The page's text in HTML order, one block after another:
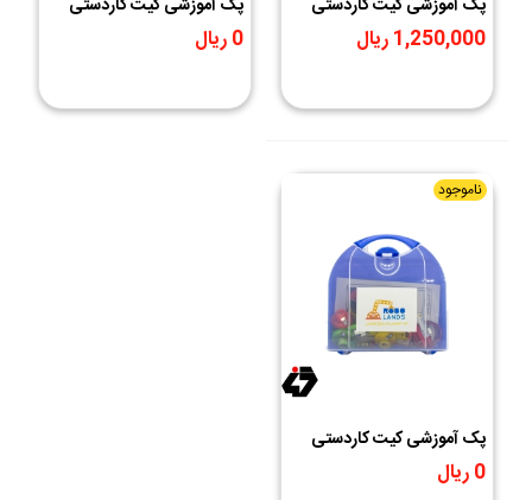
پک آموزشی کیت کاردستی
مدار موازی ROBOLANDS
1,250,000 ریال
پک آموزشی کیت کاردستی
مدار سری ROBOLANDS
0 ریال
ناموجود
پک آموزشی کیت کاردستی
چراغ راهنمایی
ROBOLANDS0 ریال